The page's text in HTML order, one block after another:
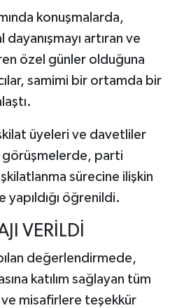
konuşmalarda,
artıran ve
özel günler olduğuna
samimi bir ortamda bir
üyeleri ve davetliler
görüşmelerde, parti
sürecine ilişkin
öğrenildi.
VERİLDİ
değerlendirmede,
katılım sağlayan tüm
misafirlere teşekkür